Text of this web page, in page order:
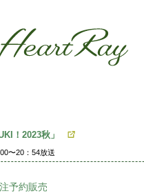
！2023秋」
〜20：54放送
予約販売